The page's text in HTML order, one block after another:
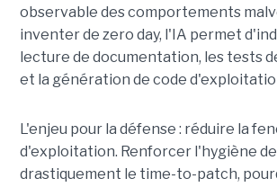
observable des comportements
inventer de zero day, l'IA permet
lecture de documentation, les tests
et la génération de code
L'enjeu pour la défense : réduire la
d'exploitation. Renforcer l'hygiène
drastiquement le time-to-patch,